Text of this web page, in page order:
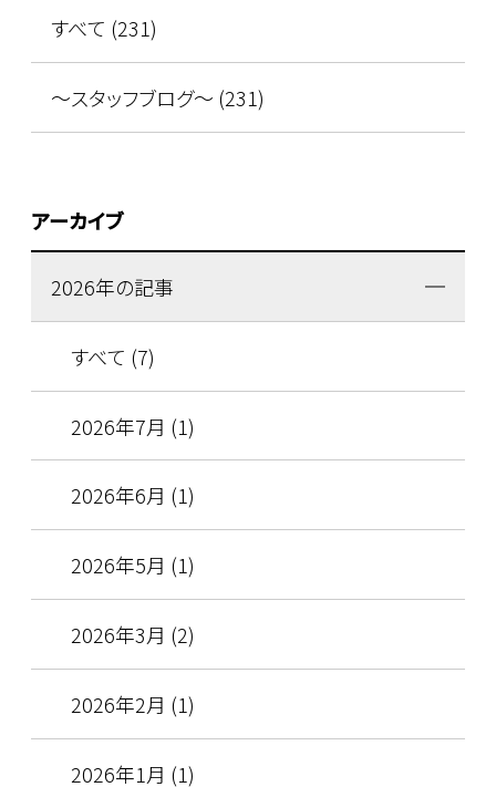
すべて (231)
～スタッフブログ～ (231)
アーカイブ
2026年の記事
すべて (7)
2026年7月 (1)
2026年6月 (1)
2026年5月 (1)
2026年3月 (2)
2026年2月 (1)
2026年1月 (1)